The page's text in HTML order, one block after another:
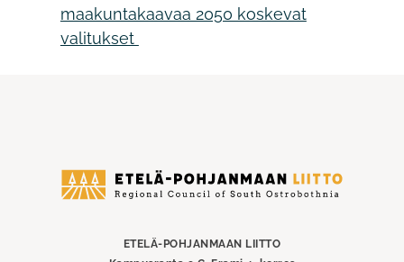
maakuntakaavaa 2050 koskevat
valitukset
Etelä-
ETELÄ-POHJANMAAN LIITTO